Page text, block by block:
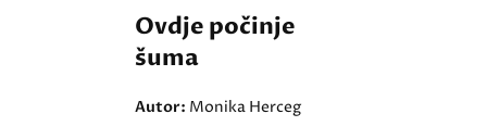
Ovdje počinje
šuma
Autor: Monika Herceg